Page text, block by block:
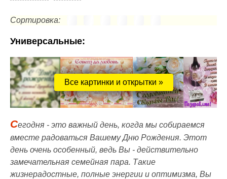
Сортировка:
Универсальные:
Все картинки и открытки »
Сегодня - это важный день, когда мы собираемся
вместе радоваться Вашему Дню Рождения. Этот
день очень особенный, ведь Вы - действительно
замечательная семейная пара. Такие
жизнерадостные, полные энергии и оптимизма, Вы